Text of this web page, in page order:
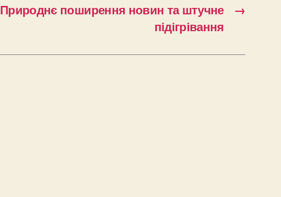
→
Природнє поширення новин та штучне
підігрівання